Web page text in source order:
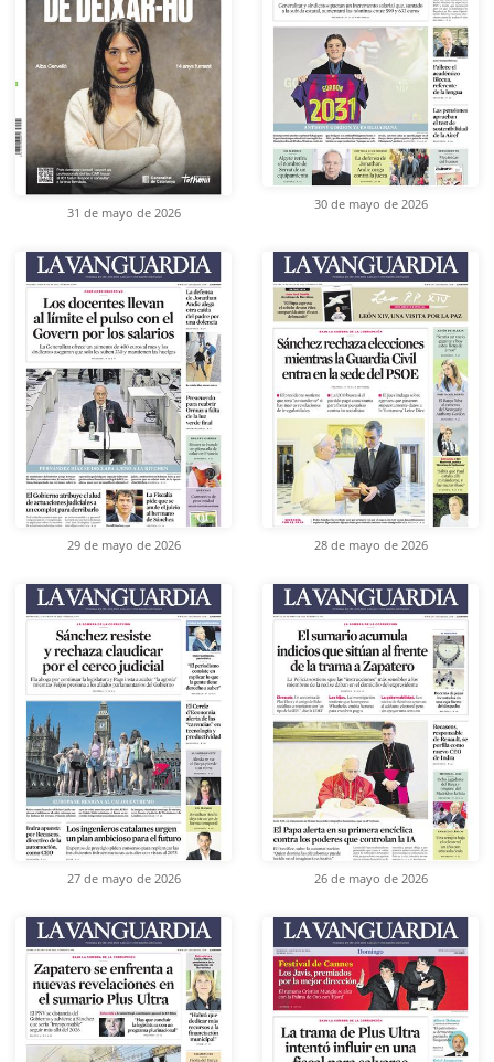
31 de mayo de 2026
30 de mayo de 2026
29 de mayo de 2026 28 de mayo de 2026
27 de mayo de 2026 26 de mayo de 2026